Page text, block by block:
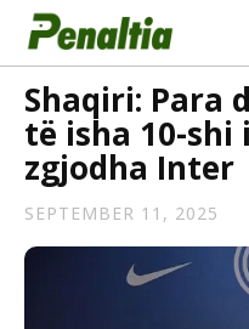
Shaqiri: Para
të isha 10-
zgjodha Inter
SEPTEMBER 11, 2025